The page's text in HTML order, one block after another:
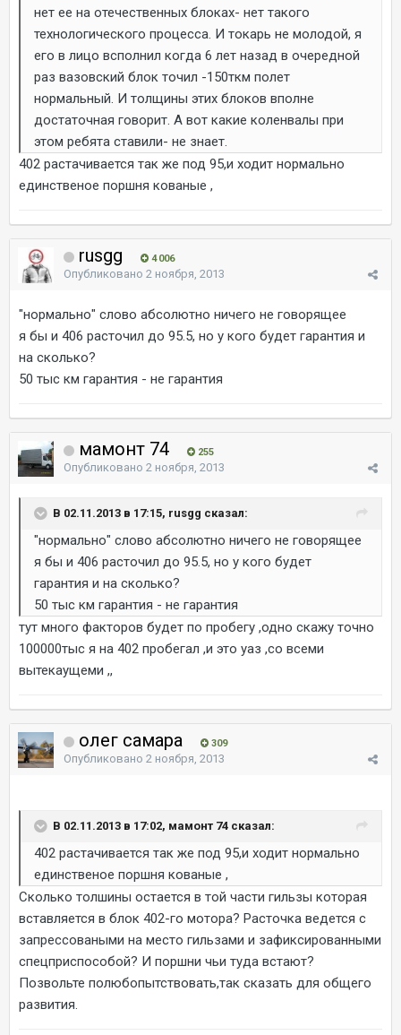
нет ее на отечественных блоках- нет такого
технологического процесса. И токарь не молодой, я
его в лицо всполнил когда 6 лет назад в очередной
раз вазовский блок точил -150ткм полет
нормальный. И толщины этих блоков вполне
достаточная говорит. А вот какие коленвалы при
этом ребята ставили- не знает.
402 растачивается так же под 95,и ходит нормально
единственое поршня кованые ,
rusgg 4 006
Опубликовано 2 ноября, 2013
"нормально" слово абсолютно ничего не говорящее
я бы и 406 расточил до 95.5, но у кого будет гарантия и
на сколько?
50 тыс км гарантия - не гарантия
мамонт 74 255
Опубликовано 2 ноября, 2013
В 02.11.2013 в 17:15, rusgg сказал:
"нормально" слово абсолютно ничего не говорящее
я бы и 406 расточил до 95.5, но у кого будет
гарантия и на сколько?
50 тыс км гарантия - не гарантия
тут много факторов будет по пробегу ,одно скажу точно
100000тыс я на 402 пробегал ,и это уаз ,со всеми
вытекаущеми ,,
олег самара 309
Опубликовано 2 ноября, 2013
В 02.11.2013 в 17:02, мамонт 74 сказал:
402 растачивается так же под 95,и ходит нормально
единственое поршня кованые ,
Сколько толшины остается в той части гильзы которая
вставляется в блок 402-го мотора? Расточка ведется с
запрессоваными на место гильзами и зафиксированными
спецприспособой? И поршни чьи туда встают?
Позвольте полюбопытствовать,так сказать для общего
развития.